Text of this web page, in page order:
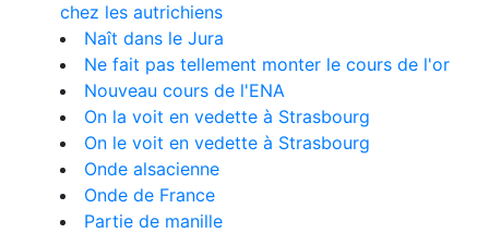
chez les autrichiens
Naît dans le Jura
Ne fait pas tellement monter le cours de l'or
Nouveau cours de l'ENA
On la voit en vedette à Strasbourg
On le voit en vedette à Strasbourg
Onde alsacienne
Onde de France
Partie de manille